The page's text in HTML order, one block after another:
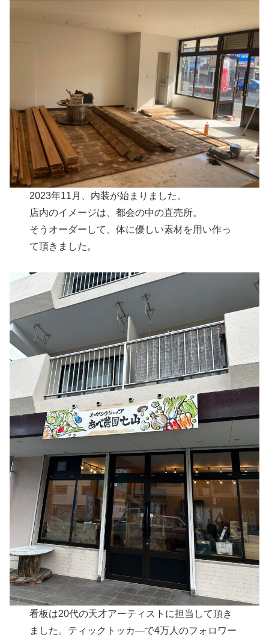
2023年11月、内装が始まりました。
店内のイメージは、都会の中の直売所。
そうオーダーして、体に優しい素材を用い作っ
て頂きました。
看板は20代の天才アーティストに担当して頂き
ました。ティックトッカ―で4万人のフォロワー